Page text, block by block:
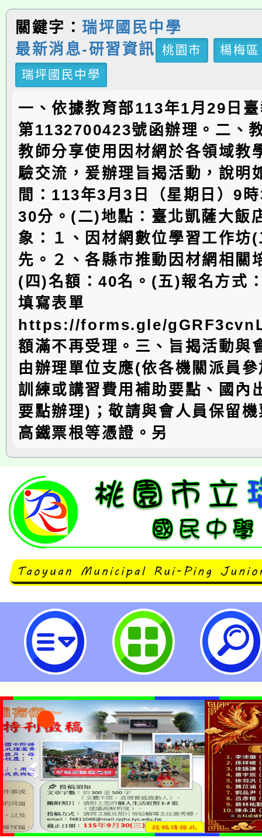
關鍵字： 瑞坪國民中學
最新消息-研習資訊
桃園市
楊梅區
瑞坪國民中學
一、依據教育部113年1月29日
第1132700423號函辦理。二、
教師分享使用因材網於各領域教
驗交流，爰辦理旨揭活動，說明
間：113年3月3日（星期日）9
30分。(二)地點：臺北凱薩大飯
象：１、因材網數位學習工作坊
先。２、各縣市推動因材網相關
(四)名額：40名。(五)報名方式
填寫表單
https://forms.gle/
額滿不再受理。三、旨揭活動與
由辦理單位支應(依各機關派員
訓練或講習費用補助要點、國內
要點辦理)；敬請與會人員保留
高鐵票根等憑證。另
neilrpjhstyc網站設計者：徐嘉
「本色祭」8/29、30在